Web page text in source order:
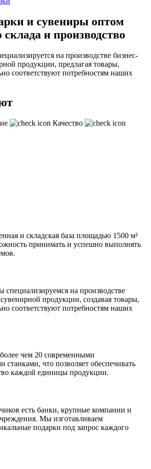
и сувениры оптом
и производство
на производстве бизнес-
продукции, предлагая товары,
соответствуют потребностям наших
Качество
и складская база площадью 1500 м²
принимать и успешно выполнять
специализируемся на производстве
продукции, создавая товары,
соответствуют потребностям наших
более чем 20 современными
станками, что позволяет обеспечивать
каждой единицы продукции.
есть банки, крупные компании и
Мы изготавливаем
подарки под запрос каждого